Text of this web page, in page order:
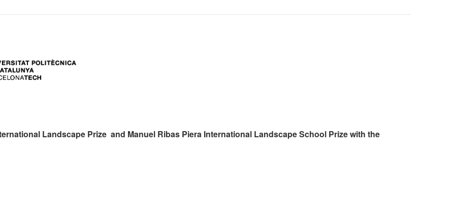
Landscape Prize and Manuel Ribas Piera International Landscape School Prize with the